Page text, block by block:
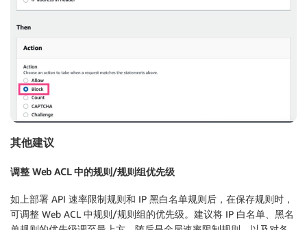
其他建议
调整 Web ACL 中的规则/规则组优先级
如上部署 API 速率限制规则和 IP 黑白名单规则后，在保存规则时，
可调整 Web ACL 中规则/规则组的优先级。建议将 IP 白名单、黑名